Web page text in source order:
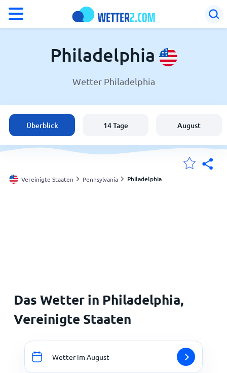
Wetter in Philadelphia
Vereinigte Staaten
Schweiz
Deutschland
Philadelphia
Wetter Philadelphia
Überblick 14 Tage August
Vereinigte Staaten Pennsylvania Philadelphia
Das Wetter in Philadelphia,
Vereinigte Staaten
Wetter im August